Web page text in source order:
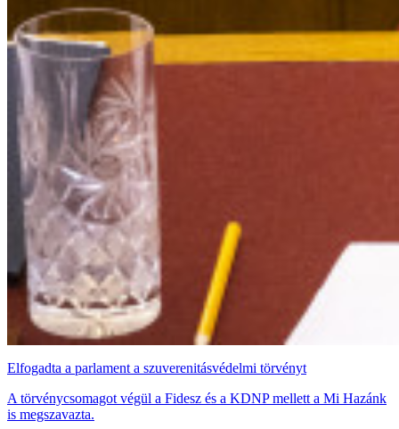
Elfogadta a parlament a szuverenitásvédelmi törvényt
A törvénycsomagot végül a Fidesz és a KDNP mellett a Mi Hazánk
is megszavazta.